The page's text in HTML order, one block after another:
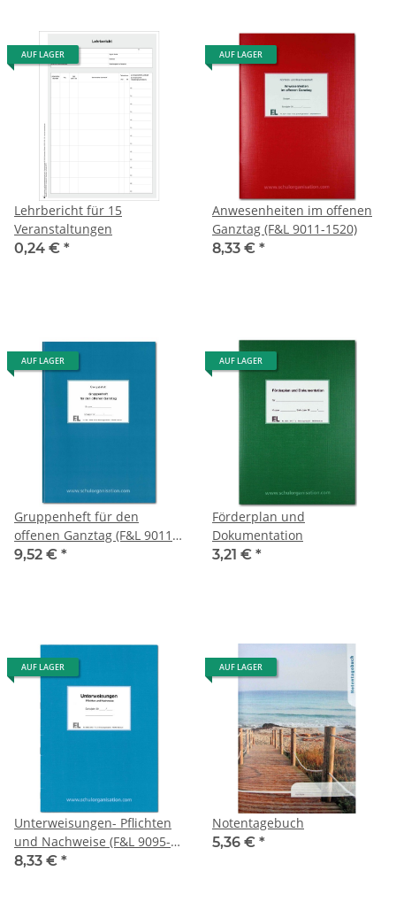
AUF LAGER
Lehrbericht für 15
Veranstaltungen
0,24 € *
AUF LAGER
Anwesenheiten im offenen
Ganztag (F&L 9011-1520)
8,33 € *
AUF LAGER
Gruppenheft für den
offenen Ganztag (F&L 9011-
1510)
9,52 € *
AUF LAGER
Förderplan und
Dokumentation
3,21 € *
AUF LAGER
Unterweisungen- Pflichten
und Nachweise (F&L 9095-
3032)
8,33 € *
AUF LAGER
Notentagebuch
5,36 € *